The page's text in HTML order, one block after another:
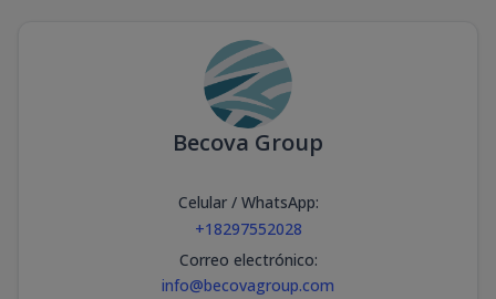
Becova Group
Celular / WhatsApp:
+18297552028
Correo electrónico:
info@becovagroup.com